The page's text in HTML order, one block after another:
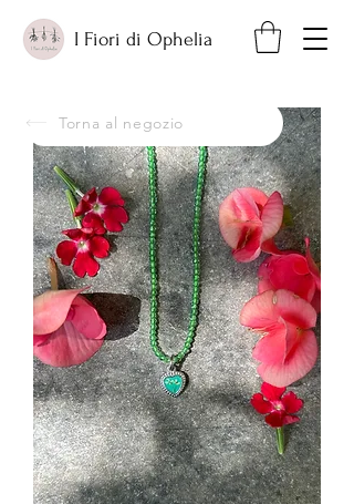
I Fiori di Ophelia
Torna al negozio